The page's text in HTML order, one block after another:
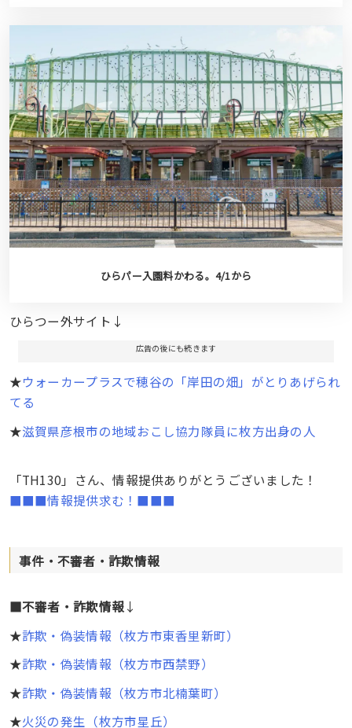
ひらパー入園料かわる。4/1から
ひらつー外サイト↓
広告の後にも続きます
★ウォーカープラスで穂谷の「岸田の畑」がとりあげられ
てる
★滋賀県彦根市の地域おこし協力隊員に枚方出身の人
「TH130」さん、情報提供ありがとうございました！
■■■情報提供求む！■■■
事件・不審者・詐欺情報
■不審者・詐欺情報↓
★詐欺・偽装情報（枚方市東香里新町）
★詐欺・偽装情報（枚方市西禁野）
★詐欺・偽装情報（枚方市北楠葉町）
★火災の発生（枚方市星丘）